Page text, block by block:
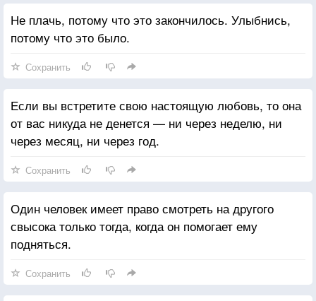
Не плачь, потому что это закончилось. Улыбнись,
потому что это было.
Сохранить
Если вы встретите свою настоящую любовь, то она
от вас никуда не денется — ни через неделю, ни
через месяц, ни через год.
Сохранить
Один человек имеет право смотреть на другого
свысока только тогда, когда он помогает ему
подняться.
Сохранить